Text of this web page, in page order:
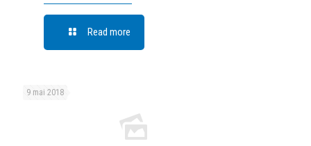
Read more
9 mai 2018